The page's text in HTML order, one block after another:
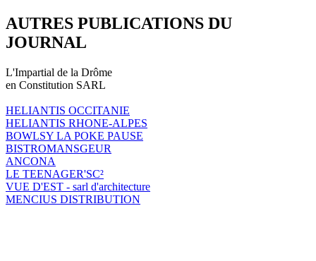
AUTRES PUBLICATIONS DU
JOURNAL
L'Impartial de la Drôme
en Constitution SARL
HELIANTIS OCCITANIE
HELIANTIS RHONE-ALPES
BOWLSY LA POKE PAUSE
BISTROMANSGEUR
ANCONA
LE TEENAGER'SC²
VUE D'EST - sarl d'architecture
MENCIUS DISTRIBUTION